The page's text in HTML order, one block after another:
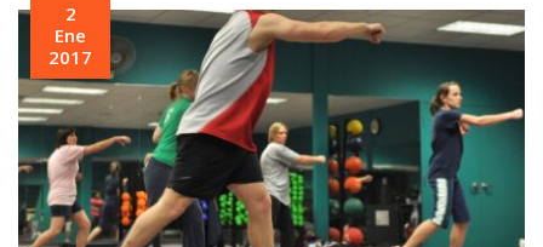
2
Ene
2017